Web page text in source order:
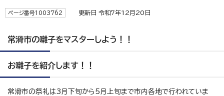
ページ番号1003762 更新日 令和7年12月20日
常滑市の囃子をマスターしよう！！
お囃子を紹介します！！
常滑市の祭礼は3月下旬から5月上旬まで市内各地で行われていま